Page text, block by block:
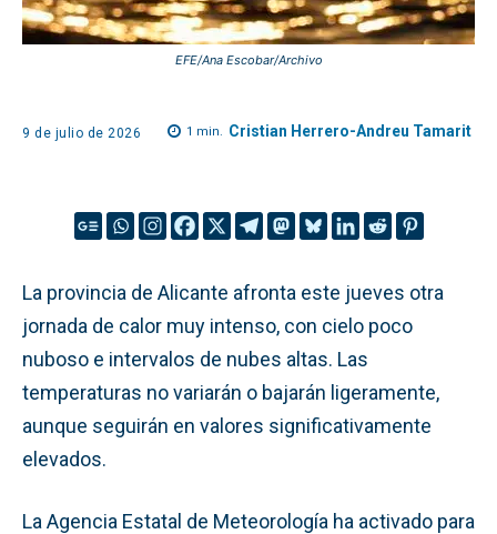
EFE/Ana Escobar/Archivo
9 de julio de 2026 1 min. Cristian Herrero-Andreu Tamarit
La provincia de Alicante afronta este jueves otra
jornada de calor muy intenso, con cielo poco
nuboso e intervalos de nubes altas. Las
temperaturas no variarán o bajarán ligeramente,
aunque seguirán en valores significativamente
elevados.
La Agencia Estatal de Meteorología ha activado para